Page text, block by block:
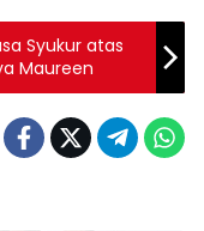
Syukur atas
Maureen